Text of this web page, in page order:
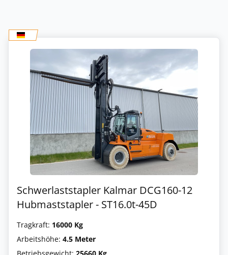
Schwerlaststapler Kalmar DCG160-12
Hubmaststapler - ST16.0t-45D
Tragkraft: 16000 Kg
Arbeitshöhe: 4.5 Meter